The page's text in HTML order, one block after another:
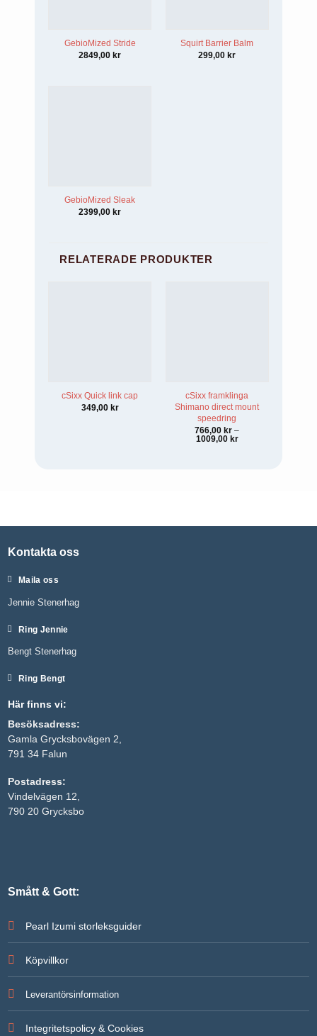
GebioMized Stride
2849,00 kr
Squirt Barrier Balm
299,00 kr
GebioMized Sleak
2399,00 kr
RELATERADE PRODUKTER
cSixx Quick link cap
349,00 kr
cSixx framklinga
Shimano direct mount
speedring
766,00 kr –
1009,00 krPrisintervall:
Kontakta oss
Maila oss
Jennie Stenerhag
Ring Jennie
Bengt Stenerhag
Ring Bengt
Här finns vi:
Besöksadress:
Gamla Grycksbovägen 2,
791 34 Falun
Postadress:
Vindelvägen 12,
790 20 Grycksbo
Smått & Gott:
Pearl Izumi storleksguider
Köpvillkor
Leverantörsinformation
Integritetspolicy & Cookies